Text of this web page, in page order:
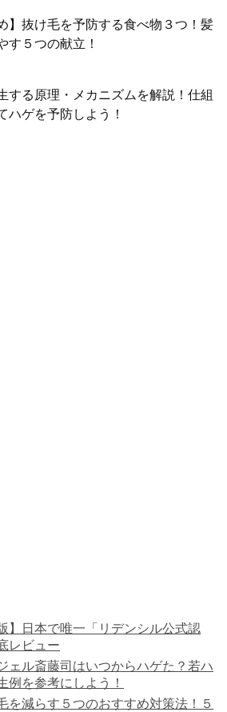
】抜け毛を予防する食べ物３つ！髪
す５つの献立！
する原理・メカニズムを解説！仕組
ハゲを予防しよう！
】日本で唯一「リデンシル公式認
レビュー
ェル斎藤司はいつからハゲた？若ハ
例を参考にしよう！
を減らす５つのおすすめ対策法！５